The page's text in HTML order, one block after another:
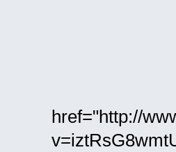
href="http://